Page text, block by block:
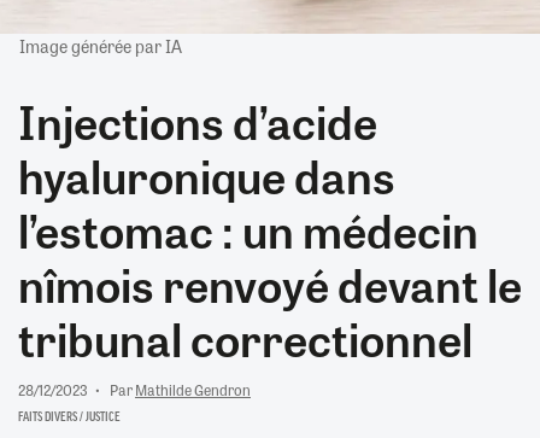
Image générée par IA
Injections d’acide
hyaluronique dans
l’estomac : un médecin
nîmois renvoyé devant le
tribunal correctionnel
28/12/2023 ParMathilde Gendron
FAITS DIVERS / JUSTICE